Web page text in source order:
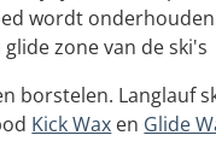
wordt
zone van de ski's
borstelen. Langlauf
Kick Wax en Glide